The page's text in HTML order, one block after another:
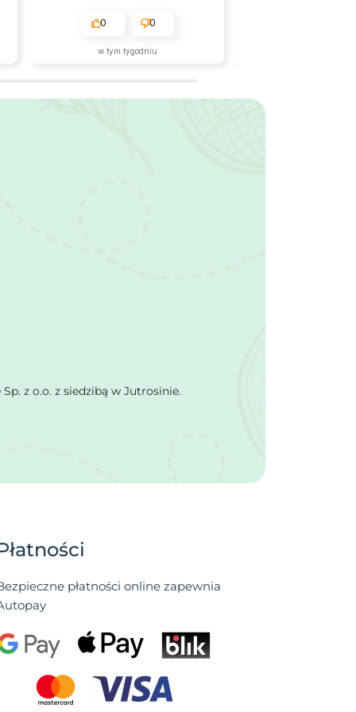
0 0
w tym tygodniu
z o.o. z siedzibą w Jutrosinie.
płatności online zapewnia